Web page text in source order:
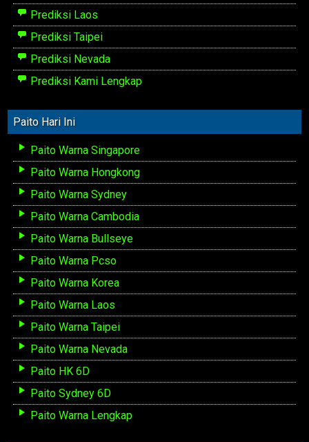
Prediksi Laos
Prediksi Taipei
Prediksi Nevada
Prediksi Kami Lengkap
Paito Hari Ini
Paito Warna Singapore
Paito Warna Hongkong
Paito Warna Sydney
Paito Warna Cambodia
Paito Warna Bullseye
Paito Warna Pcso
Paito Warna Korea
Paito Warna Laos
Paito Warna Taipei
Paito Warna Nevada
Paito HK 6D
Paito Sydney 6D
Paito Warna Lengkap